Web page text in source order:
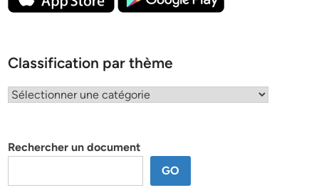
Classification par thème
Classification
Rechercher un document
GO